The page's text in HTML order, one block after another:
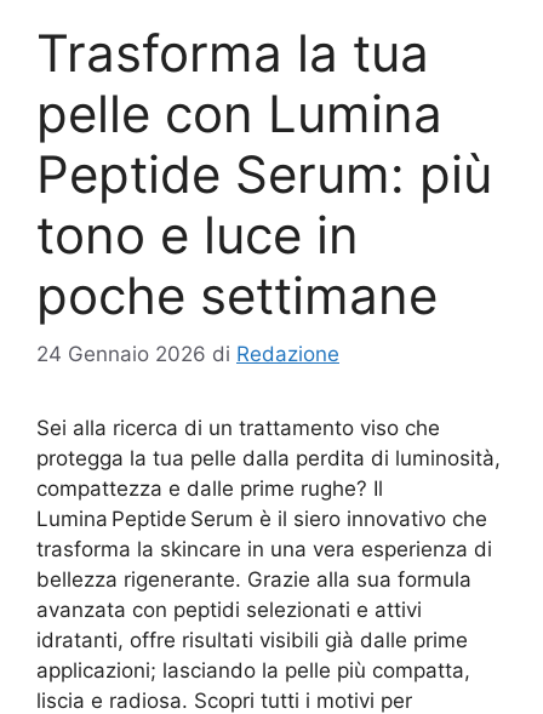
Trasforma la tua
pelle con Lumina
Peptide Serum: più
tono e luce in
poche settimane
24 Gennaio 2026 di Redazione
Sei alla ricerca di un trattamento viso che
protegga la tua pelle dalla perdita di luminosità,
compattezza e dalle prime rughe? Il
Lumina Peptide Serum è il siero innovativo che
trasforma la skincare in una vera esperienza di
bellezza rigenerante. Grazie alla sua formula
avanzata con peptidi selezionati e attivi
idratanti, offre risultati visibili già dalle prime
applicazioni; lasciando la pelle più compatta,
liscia e radiosa. Scopri tutti i motivi per